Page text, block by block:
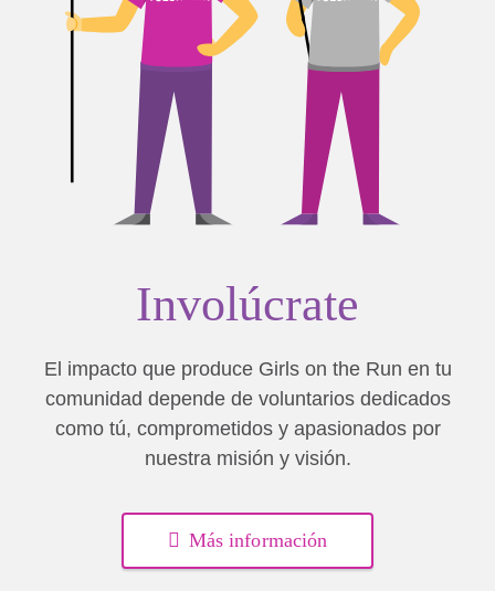
Involúcrate
El impacto que produce Girls on the Run en tu
comunidad depende de voluntarios dedicados
como tú, comprometidos y apasionados por
nuestra misión y visión.
Más información